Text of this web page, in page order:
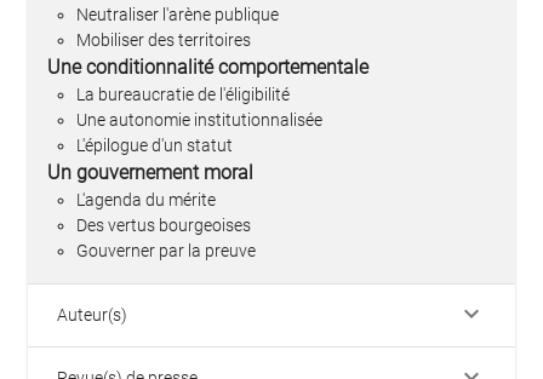
Neutraliser l'arène publique
Mobiliser des territoires
Une conditionnalité comportementale
La bureaucratie de l'éligibilité
Une autonomie institutionnalisée
L'épilogue d'un statut
Un gouvernement moral
L'agenda du mérite
Des vertus bourgeoises
Gouverner par la preuve
Auteur(s) keyboard_arrow_down